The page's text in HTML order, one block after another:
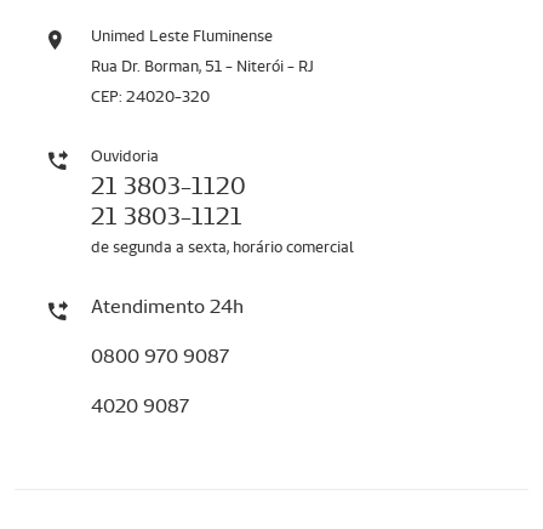
Unimed Leste Fluminense
Rua Dr. Borman, 51 - Niterói - RJ
CEP: 24020-320
Ouvidoria
21 3803-1120
21 3803-1121
de segunda a sexta, horário comercial
Atendimento 24h
0800 970 9087
4020 9087